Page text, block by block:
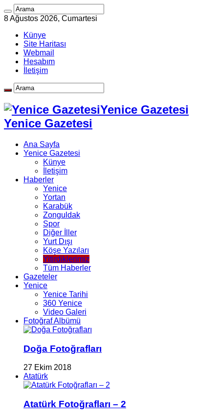
8 Ağustos 2026, Cumartesi
Künye
Site Haritası
Webmail
Hesabım
İletişim
Yenice Gazetesi
Yenice Gazetesi
Ana Sayfa
Yenice Gazetesi
Künye
İletişim
Haberler
Yenice
Yortan
Karabük
Zonguldak
Spor
Diğer İller
Yurt Dışı
Köşe Yazıları
Yitirdiklerimiz
Tüm Haberler
Gazeteler
Yenice
Yenice Tarihi
360 Yenice
Video Galeri
Fotoğraf Albümü
Doğa Fotoğrafları
27 Ekim 2018
Atatürk
Atatürk Fotoğrafları – 2